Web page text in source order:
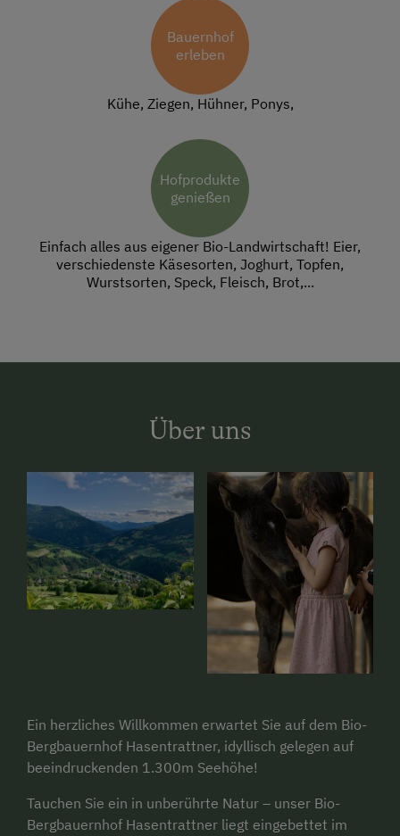
Bauernhof
erleben
Kühe, Ziegen, Hühner, Ponys,
Hofprodukte
genießen
Einfach alles aus eigener Bio-Landwirtschaft! Eier,
verschiedenste Käsesorten, Joghurt, Topfen,
Wurstsorten, Speck, Fleisch, Brot,...
Über uns
Ein herzliches Willkommen erwartet Sie auf dem Bio-
Bergbauernhof Hasentrattner, idyllisch gelegen auf
beeindruckenden 1.300m Seehöhe!
Tauchen Sie ein in unberührte Natur – unser Bio-
Bergbauernhof Hasentrattner liegt eingebettet im